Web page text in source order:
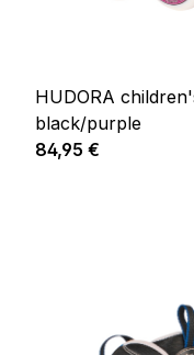
HUDORA
black/purple
Prix régulier :
84,95 €